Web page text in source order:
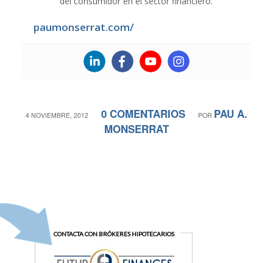
paumonserrat.com/
4 NOVIEMBRE, 2012
/ 0 COMENTARIOS
/ POR PAU A.
MONSERRAT